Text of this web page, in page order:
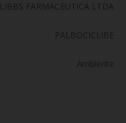
LIBBS FARMACEUTICA LTDA
PALBOCICLIBE
Ambiente